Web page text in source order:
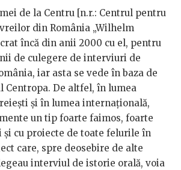
de la Centru [n.r.: Centrul pentru
din România „Wilhelm
încă din anii 2000 cu el, pentru
de culegere de interviuri de
iar asta se vede în baza de
Centropa. De altfel, în lumea
și în lumea internațională,
un tip foarte faimos, foarte
și cu proiecte de toate felurile în
care, spre deosebire de alte
interviul de istorie orală, voia